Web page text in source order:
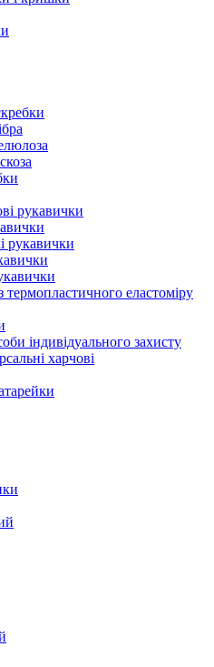
рукавички
рукавички
термопластичного еластоміру
індивідуального захисту
харчові